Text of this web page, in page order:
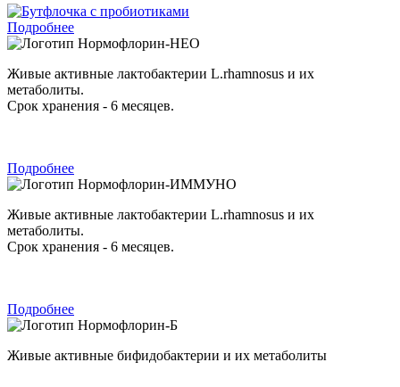
Подробнее
Нормофлорин-НЕО
Живые активные лактобактерии L.rhamnosus и их
метаболиты.
Срок хранения - 6 месяцев.
Подробнее
Нормофлорин-ИММУНО
Живые активные лактобактерии L.rhamnosus и их
метаболиты.
Срок хранения - 6 месяцев.
Подробнее
Нормофлорин-Б
Живые активные бифидобактерии и их метаболиты